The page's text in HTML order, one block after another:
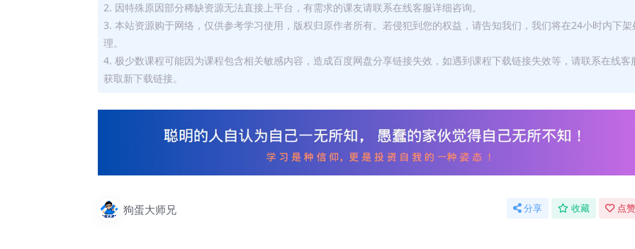
2. 因特殊原因部分稀缺资源无法直接上平台，有需求的课友请联系在线客服详细咨询。
3. 本站资源购于网络，仅供参考学习使用，版权归原作者所有。若侵犯到您的权益，请告知我们，我们将在24小时内下架
理。
4. 极少数课程可能因为课程包含相关敏感内容，造成百度网盘分享链接失效，如遇到课程下载链接失效等，请联系在线客
获取新下载链接。
狗蛋大师兄 分享 收藏 点